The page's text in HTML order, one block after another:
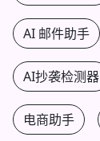
AI 邮件助手
AI抄袭检测器
电商助手